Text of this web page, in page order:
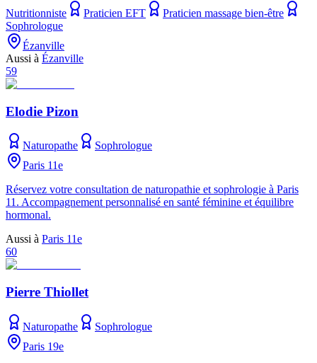
Nutritionniste
Praticien EFT
Praticien massage bien-être
Sophrologue
Ézanville
Aussi à Ézanville
59
Elodie Pizon
Naturopathe
Sophrologue
Paris 11e
Réservez votre consultation de naturopathie et sophrologie à Paris
11. Accompagnement personnalisé en santé féminine et équilibre
hormonal.
Aussi à Paris 11e
60
Pierre Thiollet
Naturopathe
Sophrologue
Paris 19e